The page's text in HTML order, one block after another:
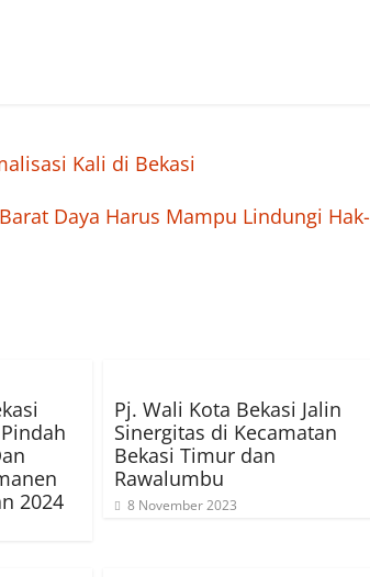
Kali di Bekasi
Daya Harus Mampu Lindungi Hak-
2024
Pj. Wali Kota Bekasi Jalin
Sinergitas di Kecamatan
Bekasi Timur dan
Rawalumbu
8 November 2023